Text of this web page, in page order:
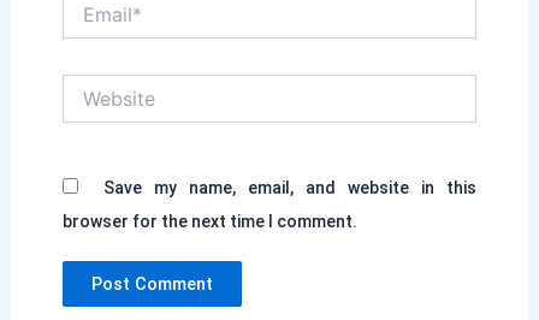
Save my name, email, and website in this
browser for the next time I comment.